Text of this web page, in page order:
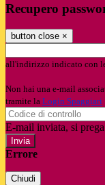
Recupero
button close ×
all'indirizzo indicato con
Non hai una e-mail
tramite la Login Spaggiari
E-mail inviata, si
Errore
Chiudi